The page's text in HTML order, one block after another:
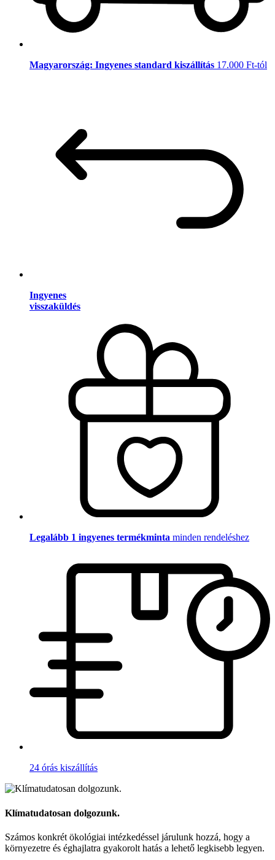
Magyarország: Ingyenes standard kiszállítás 17.000 Ft-tól
Ingyenes
visszaküldés
Legalább 1 ingyenes termékminta minden rendeléshez
24 órás kiszállítás
Klímatudatosan dolgozunk.
Számos konkrét ökológiai intézkedéssel járulunk hozzá, hogy a
környezetre és éghajlatra gyakorolt hatás a lehető legkisebb legyen.